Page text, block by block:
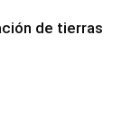
de tierras